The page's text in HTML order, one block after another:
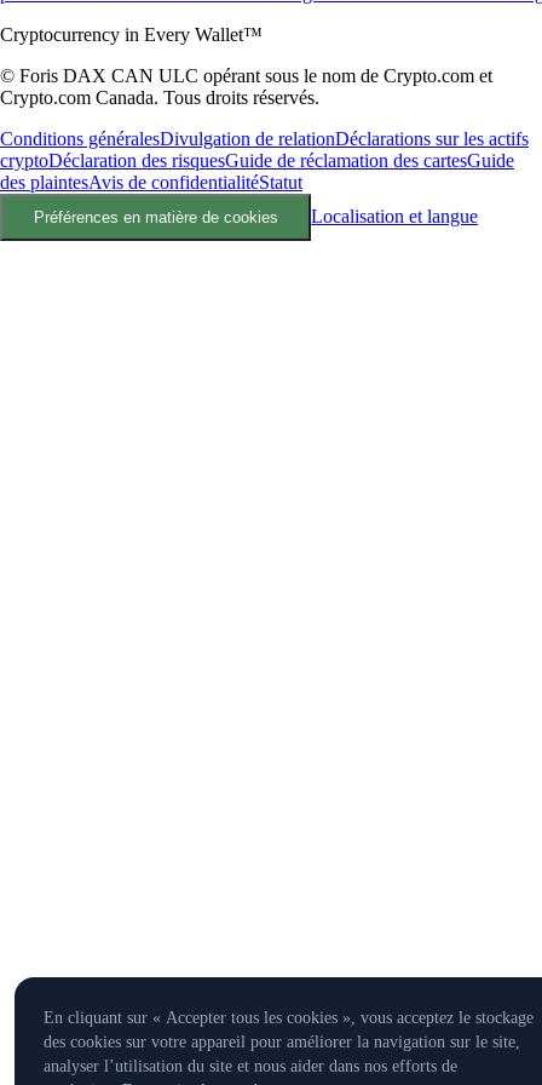
Cryptocurrency in Every Wallet™
© Foris DAX CAN ULC opérant sous le nom de Crypto.com et
Crypto.com Canada. Tous droits réservés.
Conditions généralesDivulgation de relationDéclarations sur les actifs
cryptoDéclaration des risquesGuide de réclamation des cartesGuide
des plaintesAvis de confidentialitéStatut
Préférences en matière de cookies Localisation et langue
En cliquant sur « Accepter tous les cookies », vous acceptez le stockage
des cookies sur votre appareil pour améliorer la navigation sur le site,
analyser l’utilisation du site et nous aider dans nos efforts de